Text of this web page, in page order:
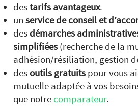
destarifs avantageux.
un service de conseil et
des démarches
simplifiées (recherche de la
adhésion/résiliation, gestion
des outils gratuits pour vous
mutuelle adaptée à vos
que notre comparateur.